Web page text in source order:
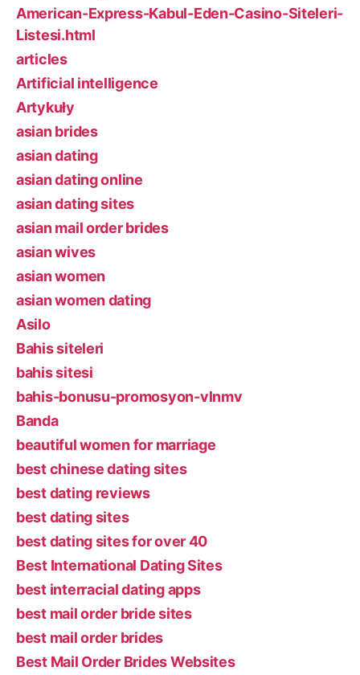
American-Express-Kabul-Eden-Casino-Siteleri-
Listesi.html
articles
Artificial intelligence
Artykuły
asian brides
asian dating
asian dating online
asian dating sites
asian mail order brides
asian wives
asian women
asian women dating
Asilo
Bahis siteleri
bahis sitesi
bahis-bonusu-promosyon-vlnmv
Banda
beautiful women for marriage
best chinese dating sites
best dating reviews
best dating sites
best dating sites for over 40
Best International Dating Sites
best interracial dating apps
best mail order bride sites
best mail order brides
Best Mail Order Brides Websites